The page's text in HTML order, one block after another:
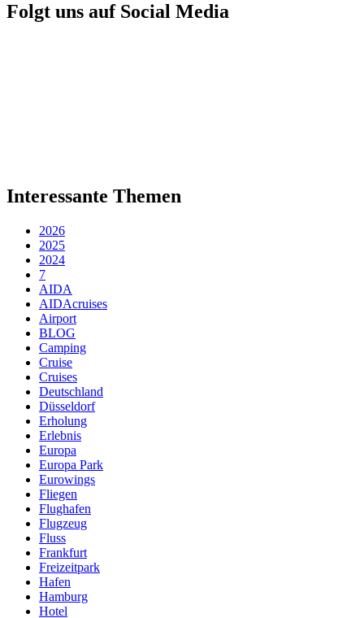
Folgt uns auf Social Media
Interessante Themen
2026
2025
2024
7
AIDA
AIDAcruises
Airport
BLOG
Camping
Cruise
Cruises
Deutschland
Düsseldorf
Erholung
Erlebnis
Europa
Europa Park
Eurowings
Fliegen
Flughafen
Flugzeug
Fluss
Frankfurt
Freizeitpark
Hafen
Hamburg
Hotel